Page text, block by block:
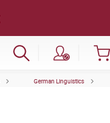
German Linguistics